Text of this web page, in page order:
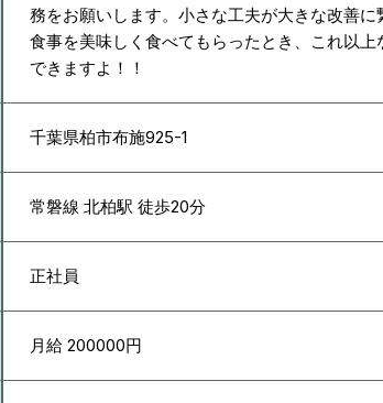
務をお願いします。小さな工夫が大きな改善
食事を美味しく食べてもらったとき、これ以
できますよ！！
千葉県柏市布施925-1
常磐線 北柏駅 徒歩20分
正社員
月給 200000円